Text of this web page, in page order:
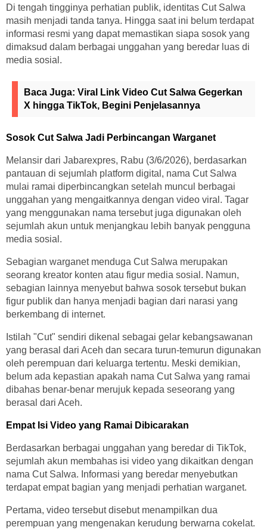
Di tengah tingginya perhatian publik, identitas Cut Salwa
masih menjadi tanda tanya. Hingga saat ini belum terdapat
informasi resmi yang dapat memastikan siapa sosok yang
dimaksud dalam berbagai unggahan yang beredar luas di
media sosial.
Baca Juga: Viral Link Video Cut Salwa Gegerkan
X hingga TikTok, Begini Penjelasannya
Sosok Cut Salwa Jadi Perbincangan Warganet
Melansir dari Jabarexpres, Rabu (3/6/2026), berdasarkan
pantauan di sejumlah platform digital, nama Cut Salwa
mulai ramai diperbincangkan setelah muncul berbagai
unggahan yang mengaitkannya dengan video viral. Tagar
yang menggunakan nama tersebut juga digunakan oleh
sejumlah akun untuk menjangkau lebih banyak pengguna
media sosial.
Sebagian warganet menduga Cut Salwa merupakan
seorang kreator konten atau figur media sosial. Namun,
sebagian lainnya menyebut bahwa sosok tersebut bukan
figur publik dan hanya menjadi bagian dari narasi yang
berkembang di internet.
Istilah "Cut" sendiri dikenal sebagai gelar kebangsawanan
yang berasal dari Aceh dan secara turun-temurun digunakan
oleh perempuan dari keluarga tertentu. Meski demikian,
belum ada kepastian apakah nama Cut Salwa yang ramai
dibahas benar-benar merujuk kepada seseorang yang
berasal dari Aceh.
Empat Isi Video yang Ramai Dibicarakan
Berdasarkan berbagai unggahan yang beredar di TikTok,
sejumlah akun membahas isi video yang dikaitkan dengan
nama Cut Salwa. Informasi yang beredar menyebutkan
terdapat empat bagian yang menjadi perhatian warganet.
Pertama, video tersebut disebut menampilkan dua
perempuan yang mengenakan kerudung berwarna cokelat.